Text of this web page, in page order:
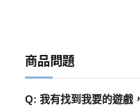
商品問題
Q: 我有找到我要的遊戲